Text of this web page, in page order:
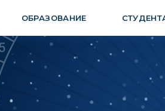
ОБРАЗОВАНИЕ